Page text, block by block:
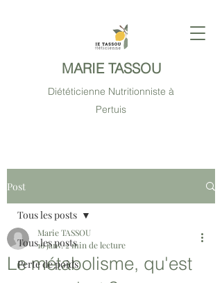
MARIE TASSOU
Diététicienne Nutritionniste à
Pertuis
Post
Tous les posts
Perte de poids
Tous les posts
Le métabolisme, qu'est
Marie TASSOU
16 janv.2 min de lecture